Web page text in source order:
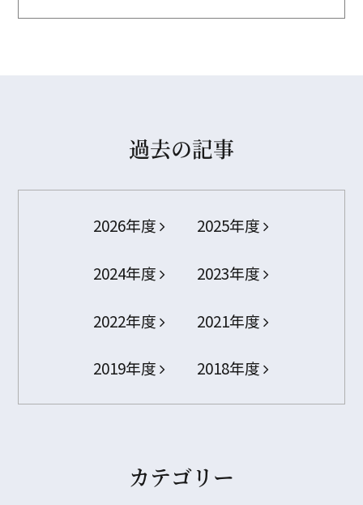
過去の記事
2026年度 2025年度
2024年度 2023年度
2022年度 2021年度
2019年度 2018年度
カテゴリー